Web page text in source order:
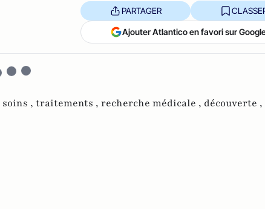
PARTAGER
Ajouter Atlantico en favori sur
soins , traitements , recherche médicale , découverte ,